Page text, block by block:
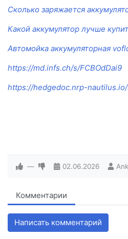
Сколько заряжается
Какой аккумулятор лучше
Автомойка аккумуляторная
https://md.infs.ch/s/FCBOdDai9
https://hedgedoc.nrp-nautilus.io/
— 02.06.2026
Комментарии
Написать комментарий